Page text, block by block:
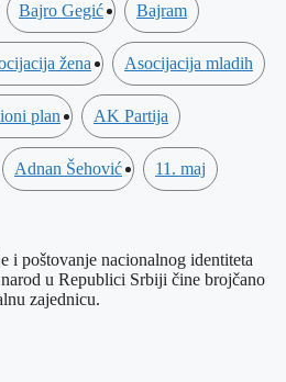
Bajro Gegić Bajram
žena Asocijacija mladih
plan AK Partija
Adnan Šehović 11. maj
i poštovanje nacionalnog identiteta
u Republici Srbiji čine brojčano
zajednicu.